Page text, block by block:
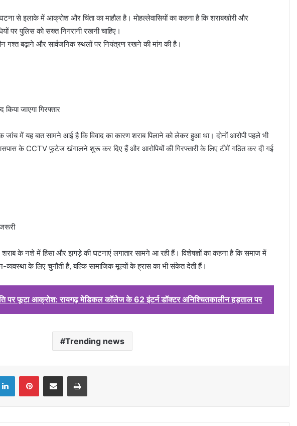
से इलाके में आक्रोश और चिंता का माहौल है। मोहल्लेवासियों का कहना है कि शराबखोरी और
पर पुलिस को सख्त निगरानी रखनी चाहिए।
गश्त बढ़ाने और सार्वजनिक स्थलों पर नियंत्रण रखने की मांग की है।
जाएगा गिरफ्तार
जांच में यह बात सामने आई है कि विवाद का कारण शराब पिलाने को लेकर हुआ था। दोनों आरोपी पहले भी
के CCTV फुटेज खंगालने शुरू कर दिए हैं और आरोपियों की गिरफ्तारी के लिए टीमें गठित कर दी गई
के नशे में हिंसा और झगड़े की घटनाएं लगातार सामने आ रही हैं। विशेषज्ञों का कहना है कि समाज में
व्यवस्था के लिए चुनौती हैं, बल्कि सामाजिक मूल्यों के ह्रास का भी संकेत देती हैं।
पर फूटा आक्रोश: रायगढ़ मेडिकल कॉलेज के 62 इंटर्न डॉक्टर अनिश्चितकालीन हड़ताल पर
Trending news
LinkedInPinterestShare via Email Print